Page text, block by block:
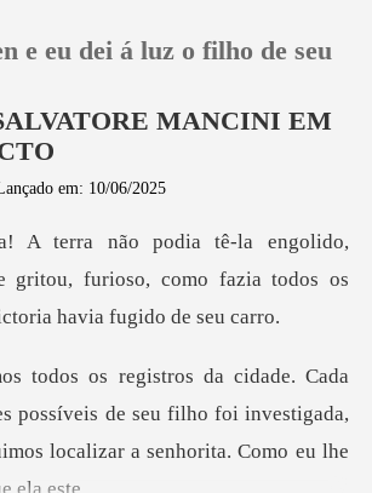
e eu dei á luz o filho de seu
MANCINI EM
em: 10/06/2025
gritou, furioso, como fazia todos o
possíveis de seu filho foi investigada,